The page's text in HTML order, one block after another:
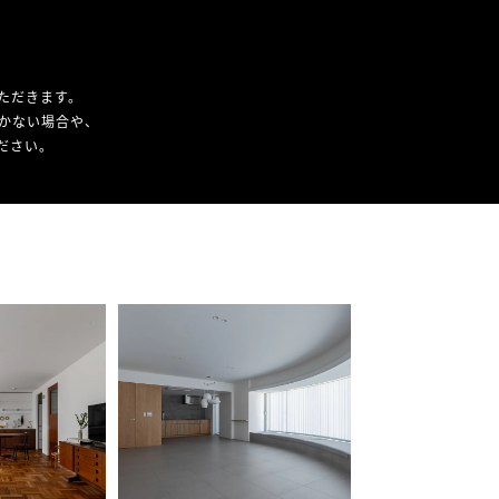
きます。
い場合や、
い。